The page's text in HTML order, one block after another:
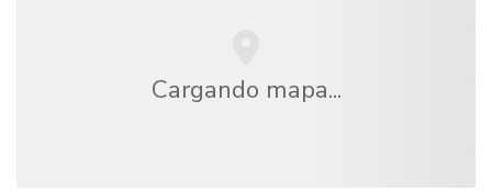
Cargando mapa...